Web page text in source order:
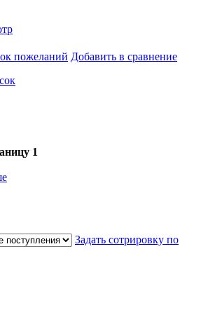
пожеланий Добавить в сравнение
1
Задать сотрировку по